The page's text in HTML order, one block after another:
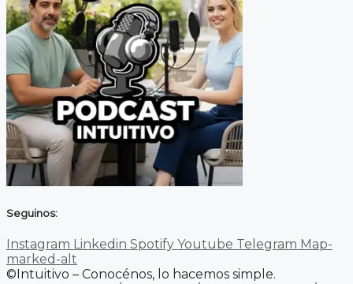
Seguinos:
Instagram Linkedin Spotify Youtube Telegram Map-
marked-alt
©Intuitivo – Conocénos, lo hacemos simple.